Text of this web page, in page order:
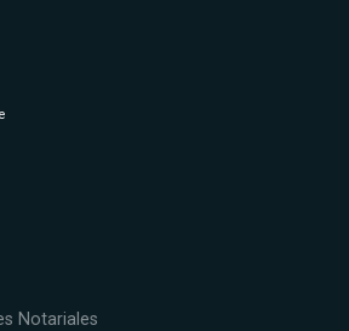
Notariales